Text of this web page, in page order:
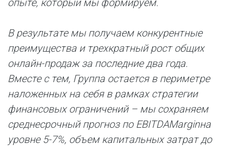
опыте, который мы формируем.
В результате мы получаем конкурентные
преимущества и трехкратный рост общих
онлайн-продаж за последние два года.
Вместе с тем, Группа остается в периметре
наложенных на себя в рамках стратегии
финансовых ограничений – мы сохраняем
среднесрочный прогноз по EBITDAMarginна
уровне 5-7%, объем капитальных затрат до